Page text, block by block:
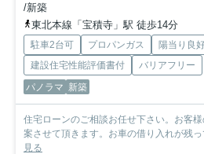
/新築
東北本線「宝積寺」駅 徒歩14分
駐車2台可 プロパンガス 陽当り良
建設住宅性能評価書付
バリアフリー
パノラマ 新築
住宅ローンのご相談お任せ下さい。お客
案させて頂きます。お車の借り入れが残
見る